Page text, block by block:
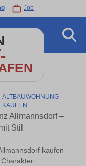
Job
ALTBAUWOHNUNG-
KAUFEN
Allmannsdorf –
Stil
kaufen –